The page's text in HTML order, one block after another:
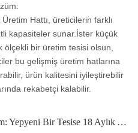
Hattı, üreticilerin farklı
kapasiteler sunar.İster küçük
bir üretim tesisi olsun,
bu gelişmiş üretim hatlarına
ürün kalitesini iyileştirebilir
rekabetçi kalabilir.
Akıllı Üretimde Yeni Bir Dönem: Yepyeni Bir Tesise 18 Aylık Yolculuğumuz